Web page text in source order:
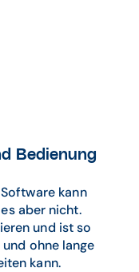
Bedienung
kann
aber nicht.
und ist so
ohne lange
kann.